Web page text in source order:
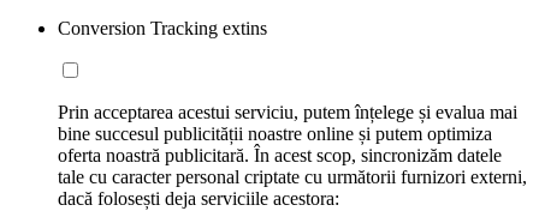
Conversion Tracking extins
Prin acceptarea acestui serviciu, putem înțelege și evalua mai
bine succesul publicității noastre online și putem optimiza
oferta noastră publicitară. În acest scop, sincronizăm datele
tale cu caracter personal criptate cu următorii furnizori externi,
dacă folosești deja serviciile acestora: